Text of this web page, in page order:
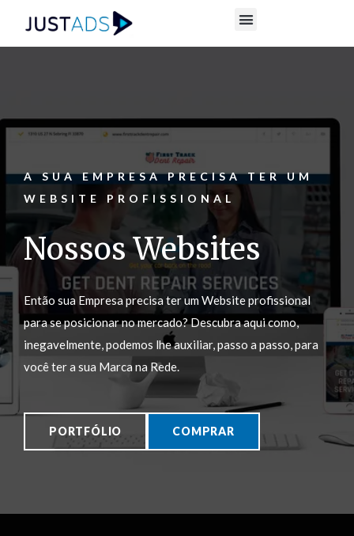
A SUA EMPRESA PRECISA TER UM
WEBSITE PROFISSIONAL
Nossos Websites
Então sua Empresa precisa ter um Website profissional
para se posicionar no mercado? Descubra aqui como,
inegavelmente, podemos lhe auxiliar, passo a passo, para
você ter a sua Marca na Rede.
PORTFÓLIO COMPRAR